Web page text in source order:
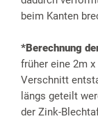
beim Kanten
*Berechnung
früher eine 2m
Verschnitt
längs geteilt
der Zink-